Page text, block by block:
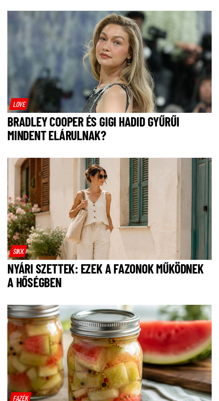
LOVE
BRADLEY COOPER ÉS GIGI HADID GYŰRŰI
MINDENT ELÁRULNAK?
SIKK
NYÁRI SZETTEK: EZEK A FAZONOK MŰKÖDNEK
A HŐSÉGBEN
FAZÉK